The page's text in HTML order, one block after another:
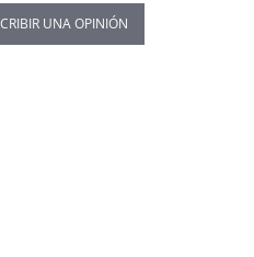
UNA OPINIÓN